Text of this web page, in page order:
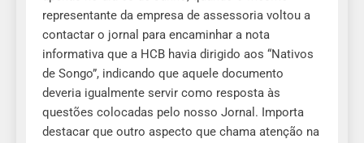
representante da empresa de assessoria voltou a
contactar o jornal para encaminhar a nota
informativa que a HCB havia dirigido aos “Nativos
de Songo”, indicando que aquele documento
deveria igualmente servir como resposta às
questões colocadas pelo nosso Jornal. Importa
destacar que outro aspecto que chama atenção na